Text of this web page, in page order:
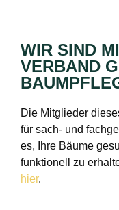
WIR SIND
VERBAND
Die Mitglieder
für sach- und
es, Ihre Bäume
funktionell zu
hier.